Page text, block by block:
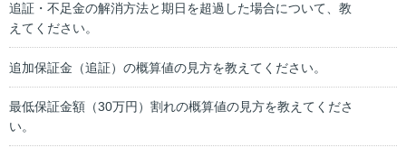
追証・不足金の解消方法と期日を超過した場合について、教
えてください。
追加保証金（追証）の概算値の見方を教えてください。
最低保証金額（30万円）割れの概算値の見方を教えてくださ
い。